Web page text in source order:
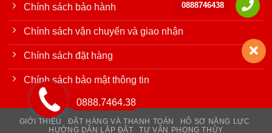
Chính sách bảo hành
Chính sách vận chuyển và giao nhận
Chính sách đặt hàng
Chính sách bảo mật thông tin
GIỚI THIỆU ĐẶT HÀNG VÀ THANH TOÁN
HỒ SƠ NĂNG LỰC
HƯỚNG DẪN LẮP ĐẶT
TƯ VẤN PHONG THỦY
0888.7464.38
0888746438